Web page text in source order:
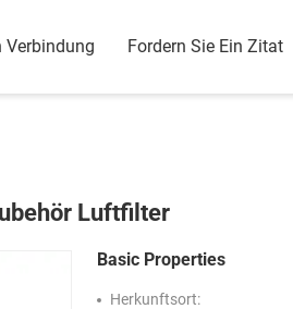
Verbindung Fordern Sie Ein Zitat
Luftfilter
Basic Properties
Herkunftsort: